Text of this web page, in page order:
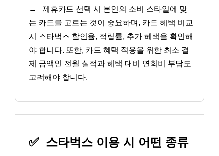
→
제휴카드 선택 시 본인의 소비 스타일에 맞
는 카드를 고르는 것이 중요하며, 카드 혜택 비교
시 스타벅스 할인율, 적립률, 추가 혜택을 확인해
야 합니다. 또한, 카드 혜택 적용을 위한 최소 결
제 금액인 전월 실적과 혜택 대비 연회비 부담도
고려해야 합니다.
✅ 스타벅스 이용 시 어떤 종류